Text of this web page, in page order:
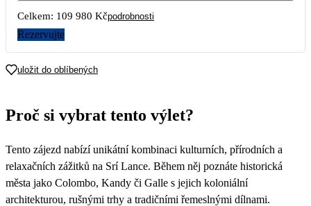
19
Celkem: 109 980 Kčpodrobnosti
Rezervujte
uložit do oblíbených
Proč si vybrat tento výlet?
Tento zájezd nabízí unikátní kombinaci kulturních, přírodních a
relaxačních zážitků na Srí Lance. Během něj poznáte historická
města jako Colombo, Kandy či Galle s jejich koloniální
architekturou, rušnými trhy a tradičními řemeslnými dílnami.